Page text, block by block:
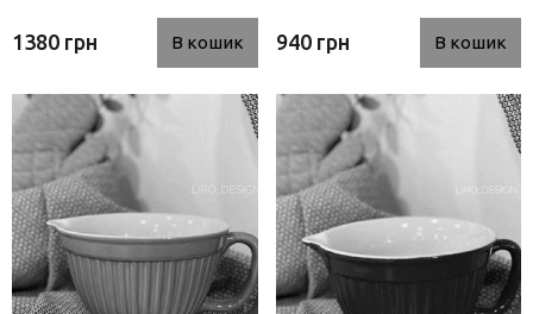
1380 грн В кошик 940 грн В кошик